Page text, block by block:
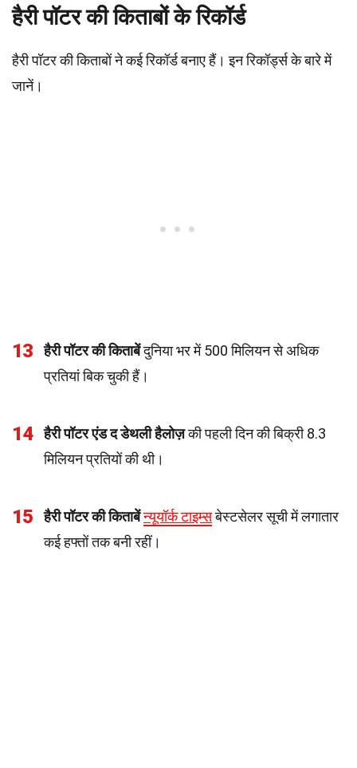
हैरी पॉटर की किताबों के रिकॉर्ड
हैरी पॉटर की किताबों ने कई रिकॉर्ड बनाए हैं। इन रिकॉर्ड्स के बारे में
जानें।
13 हैरी पॉटर की किताबेंदुनिया भर में 500 मिलियन से अधिक
प्रतियां बिक चुकी हैं।
14 हैरी पॉटर एंड द डेथली हैलोज़की पहली दिन की बिक्री 8.3
मिलियन प्रतियों की थी।
15 हैरी पॉटर की किताबेंन्यूयॉर्क टाइम्सबेस्टसेलर सूची में लगातार
कई हफ्तों तक बनी रहीं।